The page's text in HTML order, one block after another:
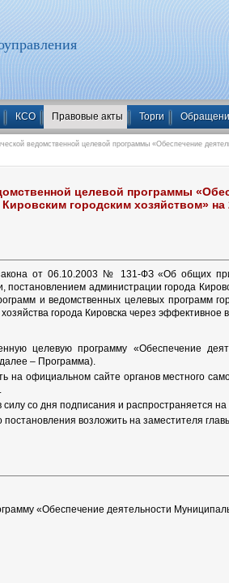
КСО Правовые акты Торги
ведомственной целевой программы «Обеспечение
целевой программы
городским хозяйством» на
от 06.10.2003 № 131-ФЗ «Об общих
постановлением администрации города
и ведомственных целевых программ
города Кировска через
целевую программу «Обеспечение
– Программа).
на официальном сайте органов местного
.
со дня подписания и распространяется
возложить на заместителя
«Обеспечение деятельности